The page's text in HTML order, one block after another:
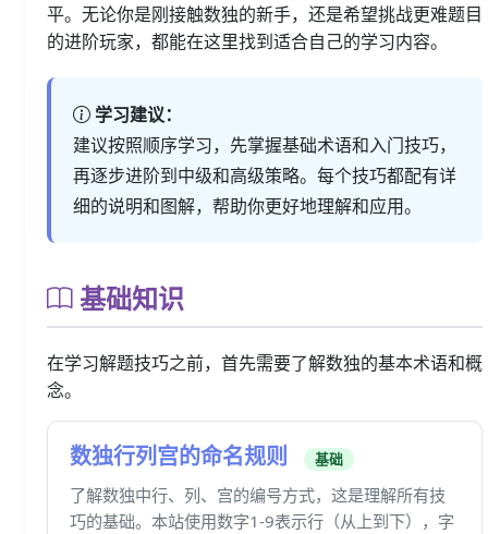
平。无论你是刚接触数独的新手，还是希望挑战更难题目
的进阶玩家，都能在这里找到适合自己的学习内容。
学习建议：
建议按照顺序学习，先掌握基础术语和入门技巧，
再逐步进阶到中级和高级策略。每个技巧都配有详
细的说明和图解，帮助你更好地理解和应用。
基础知识
在学习解题技巧之前，首先需要了解数独的基本术语和概
念。
数独行列宫的命名规则 基础
了解数独中行、列、宫的编号方式，这是理解所有技
巧的基础。本站使用数字1-9表示行（从上到下），字